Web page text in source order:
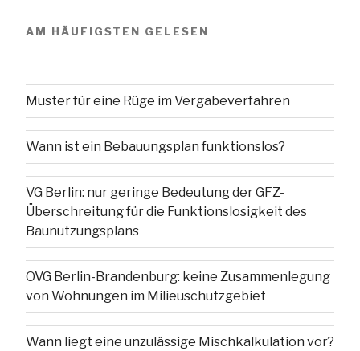
AM HÄUFIGSTEN GELESEN
Muster für eine Rüge im Vergabeverfahren
Wann ist ein Bebauungsplan funktionslos?
VG Berlin: nur geringe Bedeutung der GFZ-
Überschreitung für die Funktionslosigkeit des
Baunutzungsplans
OVG Berlin-Brandenburg: keine Zusammenlegung
von Wohnungen im Milieuschutzgebiet
Wann liegt eine unzulässige Mischkalkulation vor?